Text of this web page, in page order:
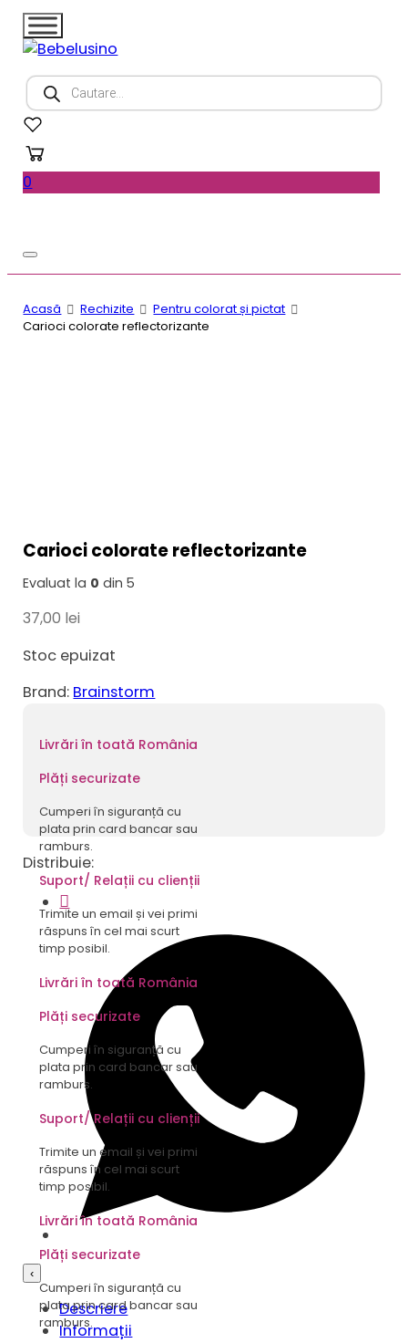
Products
search
0
Acasă Rechizite
Pentru colorat și pictat
Carioci colorate reflectorizante
Carioci colorate reflectorizante
Evaluat la 0 din 5
37,00 lei
Stoc epuizat
Brand: Brainstorm
Livrări în toată România
Plăți securizate
Cumperi în siguranță cu
plata prin card bancar sau
ramburs.
Suport/ Relații cu clienții
Trimite un email și vei primi
răspuns în cel mai scurt
timp posibil.
Livrări în toată România
Plăți securizate
Cumperi în siguranță cu
plata prin card bancar sau
ramburs.
Suport/ Relații cu clienții
Trimite un email și vei primi
răspuns în cel mai scurt
timp posibil.
Livrări în toată România
Plăți securizate
Cumperi în siguranță cu
plata prin card bancar sau
ramburs.
Distribuie:
‹
Descriere
Informații